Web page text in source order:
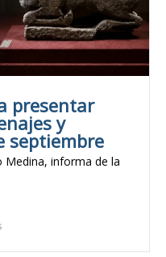
presentar
y
septiembre
Medina, informa de la